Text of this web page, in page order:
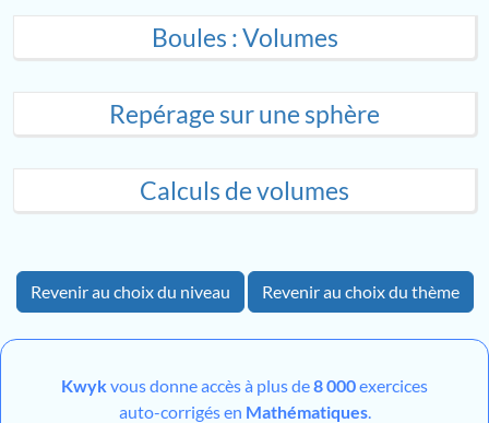
Boules : Volumes
Repérage sur une sphère
Calculs de volumes
Revenir au choix du niveau Revenir au choix du thème
Kwykvous donne accès à plus de8 000exercices
auto-corrigés en Mathématiques.